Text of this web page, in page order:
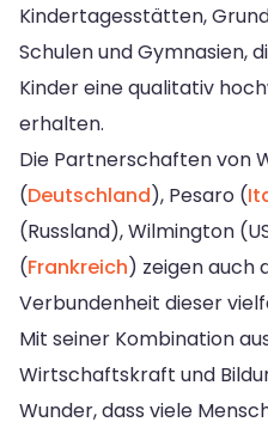
Kindertagesstätten,
Schulen und Gymnasien,
Kinder eine qualitativ
erhalten.
Die Partnerschaften von
(Deutschland), Pesaro (
(Russland), Wilmington
(Frankreich) zeigen auch
Verbundenheit dieser
Mit seiner Kombination
Wirtschaftskraft und
Wunder, dass viele